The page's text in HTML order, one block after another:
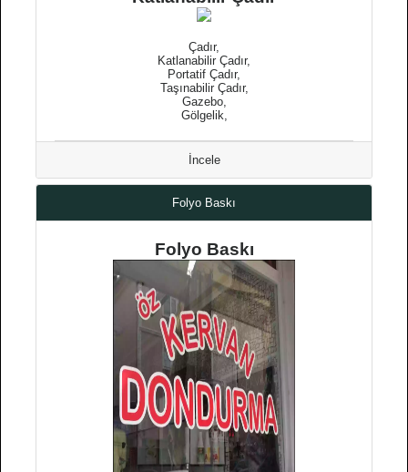
Çadır,
Katlanabilir Çadır,
Portatif Çadır,
Taşınabilir Çadır,
Gazebo,
Gölgelik,
İncele
Folyo Baskı
Folyo Baskı